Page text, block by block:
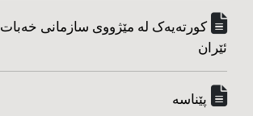
کورته‌یه‌ک له مێژووی سازمانی
ئێران
پێناسه‌